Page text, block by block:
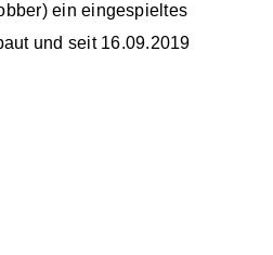
ein eingespieltes
und seit 16.09.2019